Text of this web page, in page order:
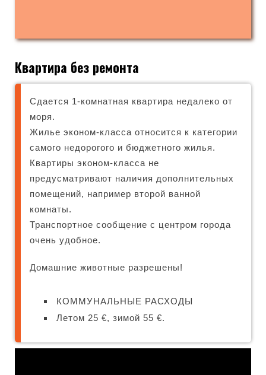
Квартира без ремонта
Сдается 1-комнатная квартира недалеко от
моря.
Жилье эконом-класса относится к категории
самого недорогого и бюджетного жилья.
Квартиры эконом-класса не
предусматривают наличия дополнительных
помещений, например второй ванной
комнаты.
Транспортное сообщение с центром города
очень удобное.
Домашние животные разрешены!
КОММУНАЛЬНЫЕ РАСХОДЫ
Летом 25 €, зимой 55 €.